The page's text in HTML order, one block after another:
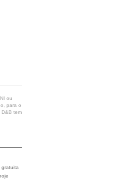
ou
para o
D&B tem
gratuita